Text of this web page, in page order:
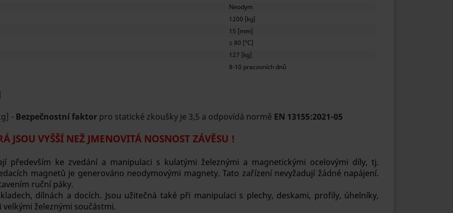
Neodym
1200 [kg]
15 [mm]
≤ 80 [°C]
127 [kg]
8-10 pracovních dnů
- Bezpečnostní faktor pro statické zkoušky je 3,5 a odpovídá normě EN 13155:2021-05
JSOU VYŠŠÍ NEŽ JMENOVITÁ NOSNOST ZÁVĚSU !
především ke zvedání a manipulaci s kulatými železnými a magnetickými ocelovými díly, tj.
magnetů je generováno neodymovými magnety. Tato zařízení nevyžadují žádné napájení.
ruční páky.
dílnách a docích. Jsou užitečná také při manipulaci s plechy, deskami, profily, úhelníky,
železnými součástmi.